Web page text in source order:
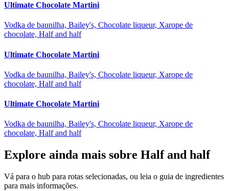
Ultimate Chocolate Martini
Vodka de baunilha, Bailey's, Chocolate liqueur, Xarope de
chocolate, Half and half
Ultimate Chocolate Martini
Vodka de baunilha, Bailey's, Chocolate liqueur, Xarope de
chocolate, Half and half
Ultimate Chocolate Martini
Vodka de baunilha, Bailey's, Chocolate liqueur, Xarope de
chocolate, Half and half
Explore ainda mais sobre Half and half
Vá para o hub para rotas selecionadas, ou leia o guia de ingredientes
para mais informações.